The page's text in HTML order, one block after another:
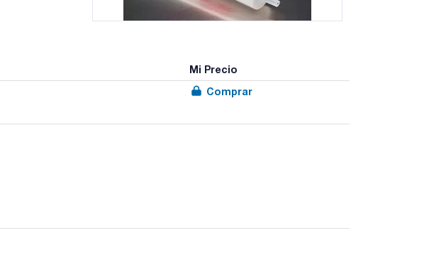
Mi Precio
Comprar
de partículas grandes XtrackT® (80-200 µm) están disponibles con